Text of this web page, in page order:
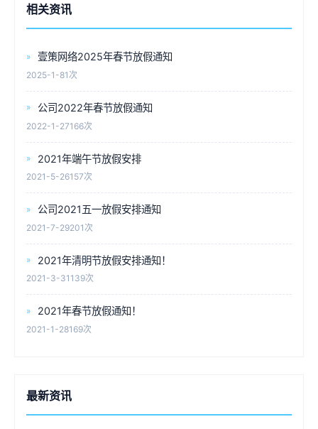
相关资讯
壹策网络2025年春节放假通知
2025-1-81次
公司2022年春节放假通知
2022-1-27166次
2021年端午节放假安排
2021-5-26157次
公司2021五一放假安排通知
2021-7-29201次
2021年清明节放假安排通知！
2021-3-31 139次
2021年春节放假通知！
2021-1-28169次
最新资讯